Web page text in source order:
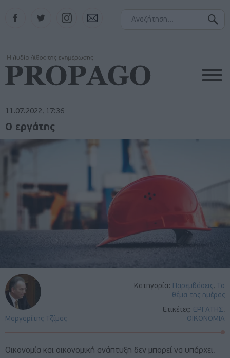
Instagram
11.07.2022, 17:36
Κατηγορία: Παρεμβάσεις, Το
θέμα της ημέρας
Ετικέτες: ΕΡΓΑΤΗΣ,
ΟΙΚΟΝΟΜΙΑ
Μαργαρίτης Τζίμας
Ο εργάτης
Οικονομία και οικονομική ανάπτυξη δεν μπορεί να υπάρχει,